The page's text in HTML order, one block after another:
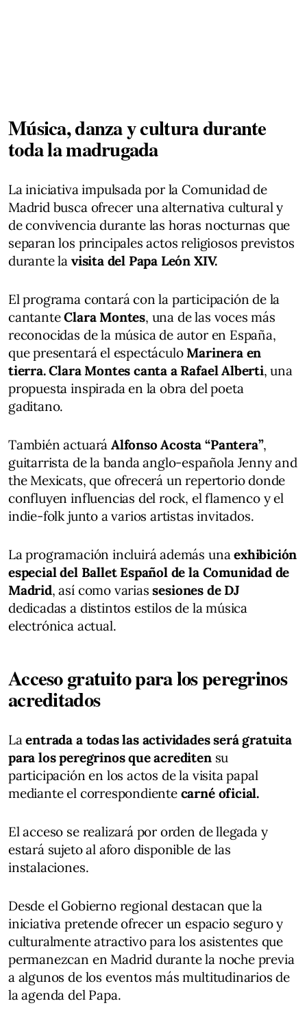
Música, danza y cultura durante
toda la madrugada
La iniciativa impulsada por la Comunidad de
Madrid busca ofrecer una alternativa cultural y
de convivencia durante las horas nocturnas que
separan los principales actos religiosos previstos
durante la visita del Papa León XIV.
El programa contará con la participación de la
cantanteClara Montes, una de las voces más
reconocidas de la música de autor en España,
que presentará el espectáculo Marinera en
tierra. Clara Montes canta a Rafael Alberti, una
propuesta inspirada en la obra del poeta
gaditano.
También actuará Alfonso Acosta “Pantera”,
guitarrista de la banda anglo-española Jenny and
the Mexicats, que ofrecerá un repertorio donde
confluyen influencias del rock, el flamenco y el
indie-folk junto a varios artistas invitados.
La programación incluirá además unaexhibición
especial del Ballet Español de la Comunidad de
Madrid, así como variassesiones de DJ
dedicadas a distintos estilos de la música
electrónica actual.
Acceso gratuito para los peregrinos
acreditados
Laentrada a todas las actividades será gratuita
para los peregrinos que acreditensu
participación en los actos de la visita papal
mediante el correspondiente carné oficial.
El acceso se realizará por orden de llegada y
estará sujeto al aforo disponible de las
instalaciones.
Desde el Gobierno regional destacan que la
iniciativa pretende ofrecer un espacio seguro y
culturalmente atractivo para los asistentes que
permanezcan en Madrid durante la noche previa
a algunos de los eventos más multitudinarios de
la agenda del Papa.